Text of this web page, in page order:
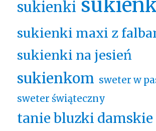
sukienki
sukienki maxi z
sukienki na jesień
sukienkom sweter w
sweter świąteczny
tanie bluzki damskie